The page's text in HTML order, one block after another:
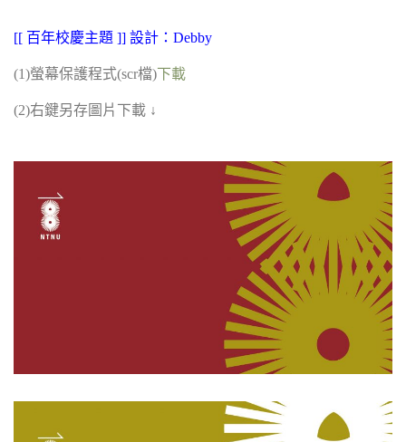
[[ 百年校慶主題 ]] 設計：Debby
(1)螢幕保護程式(scr檔)下載
(2)右鍵另存圖片下載 ↓